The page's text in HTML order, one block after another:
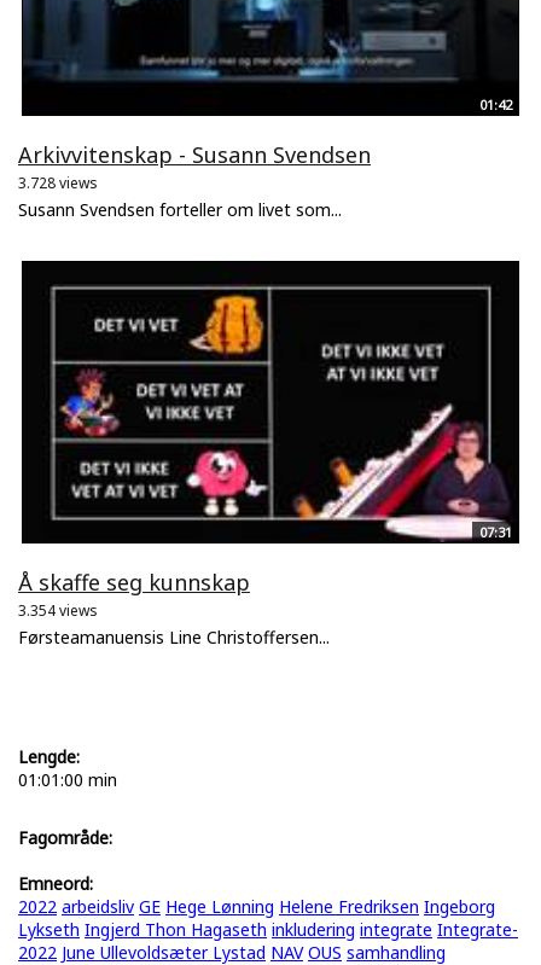
01:42
Arkivvitenskap - Susann Svendsen
3.728 views
Susann Svendsen forteller om livet som...
07:31
Å skaffe seg kunnskap
3.354 views
Førsteamanuensis Line Christoffersen...
Lengde:
01:01:00 min
Fagområde:
Emneord:
2022 arbeidsliv GE Hege Lønning Helene Fredriksen Ingeborg
Lykseth Ingjerd Thon Hagaseth inkludering integrate Integrate-
2022 June Ullevoldsæter Lystad NAV OUS samhandling